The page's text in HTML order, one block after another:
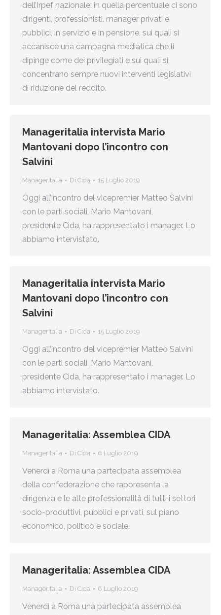
dell’Irpef nazionale: in quella percentuale ci sono
dirigenti, professionisti, manager privati e
pubblici, in servizio e in pensione, sui quali si
accanisce una campagna mediatica che li
dipinge come dei privilegiati e sui quali si
concentrano sempre nuovi interventi legislativi
di riduzione del reddito.
Manageritalia intervista Mario
Mantovani dopo l’incontro con
Salvini
ManagerItalia Di Cida 15 Luglio 2019
Oggi all’incontro del vicepremier Matteo Salvini
con le parti sociali, Mario Mantovani,
presidente Cida, ha rappresentato i manager. Lo
abbiamo intervistato.
Manageritalia intervista Mario
Mantovani dopo l’incontro con
Salvini
ManagerItalia Di Cida 15 Luglio 2019
Oggi all’incontro del vicepremier Matteo Salvini
con le parti sociali, Mario Mantovani,
presidente Cida, ha rappresentato i manager. Lo
abbiamo intervistato.
Manageritalia: Assemblea CIDA
ManagerItalia Di Cida 6 Luglio 2019
Venerdì a Roma una partecipata assemblea
della confederazione che rappresenta la
dirigenza e le alte professionalità di tutti i settori
socio-produttivi, pubblici e privati, sul piano
economico, politico e sociale.
Manageritalia: Assemblea CIDA
ManagerItalia Di Cida 6 Luglio 2019
Venerdì a Roma una partecipata assemblea